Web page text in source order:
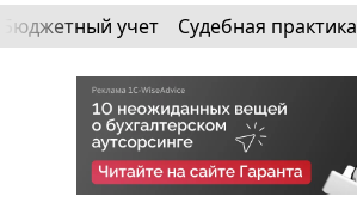
Бюджетный учет Судебная практика